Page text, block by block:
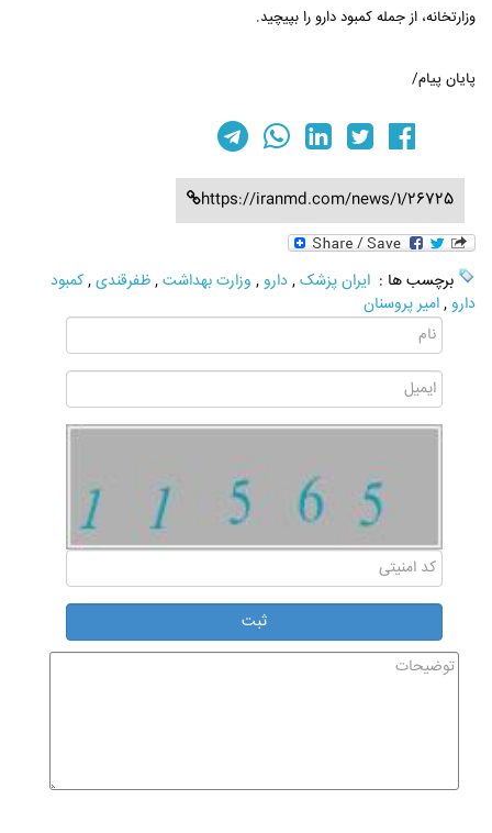
وزارتخانه، از جمله کمبود دارو را بپیچید.
پایان پیام/
https://iranmd.com/news/1/26725
برچسب ها : ایران پزشک,دارو , وزارت بهداشت,ظفرقندی,کمبود
دارو ,امیر پروسنان